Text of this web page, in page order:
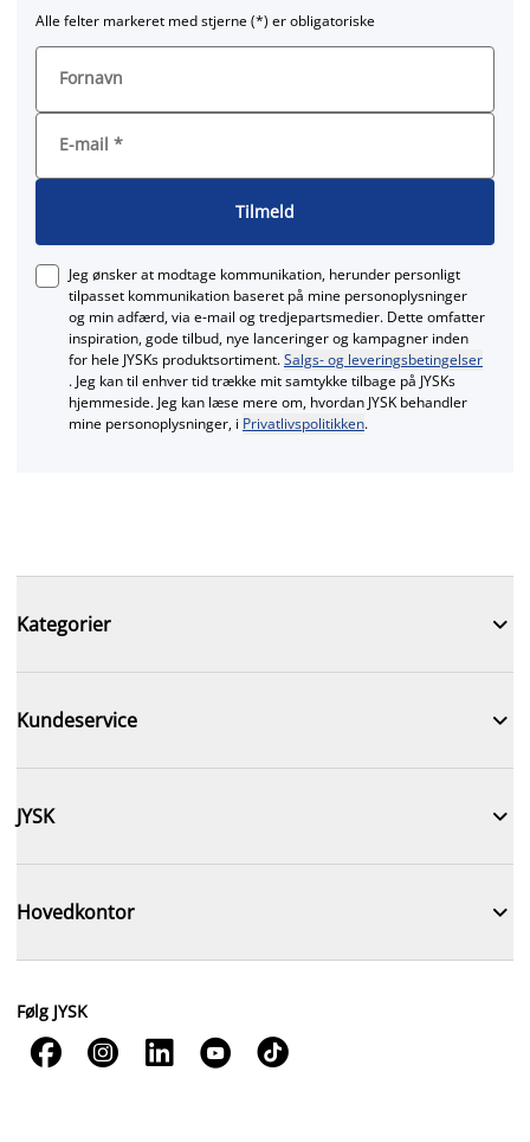
Alle felter markeret med stjerne (*) er obligatoriske
Fornavn
E-mail *
Tilmeld
Jeg ønsker at modtage kommunikation, herunder personligt
tilpasset kommunikation baseret på mine personoplysninger
og min adfærd, via e‑mail og tredjepartsmedier. Dette omfatter
inspiration, gode tilbud, nye lanceringer og kampagner inden
for hele JYSKs produktsortiment.Salgs- og leveringsbetingelser
. Jeg kan til enhver tid trække mit samtykke tilbage på JYSKs
hjemmeside. Jeg kan læse mere om, hvordan JYSK behandler
mine personoplysninger, i Privatlivspolitikken.
Kategorier 
Kundeservice 
JYSK 
Hovedkontor 
Følg JYSK
    